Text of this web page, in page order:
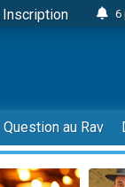
Inscription
6
Question au Rav